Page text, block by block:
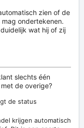
zien of de
ondertekenen.
wat hij of zij
slechts één
de overige?
de status
krijgen automatisch